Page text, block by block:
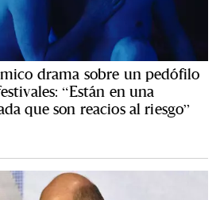
drama sobre un pedófilo
“Están en una
que son reacios al riesgo”